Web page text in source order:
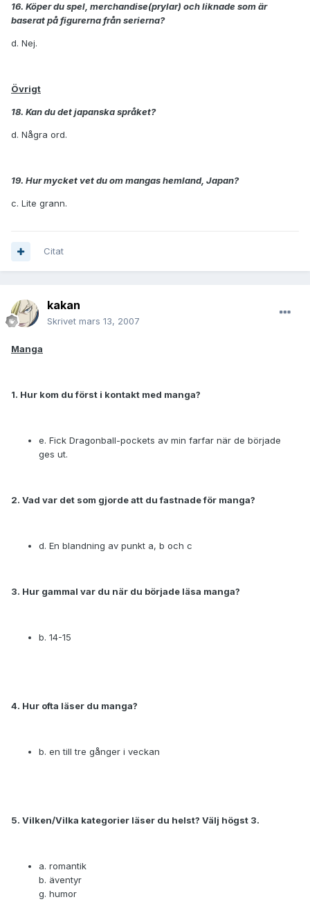
16. Köper du spel, merchandise(prylar) och liknade som är
baserat på figurerna från serierna?
d. Nej.
Övrigt
18. Kan du det japanska språket?
d. Några ord.
19. Hur mycket vet du om mangas hemland, Japan?
c. Lite grann.
Citat
kakan
Skrivet mars 13, 2007
Manga
1. Hur kom du först i kontakt med manga?
e. Fick Dragonball-pockets av min farfar när de började
ges ut.
2. Vad var det som gjorde att du fastnade för manga?
d. En blandning av punkt a, b och c
3. Hur gammal var du när du började läsa manga?
b. 14-15
4. Hur ofta läser du manga?
b. en till tre gånger i veckan
5. Vilken/Vilka kategorier läser du helst? Välj högst 3.
a. romantik
b. äventyr
g. humor